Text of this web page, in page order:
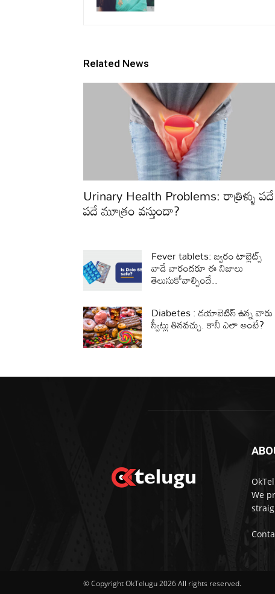
Related News
Urinary Health Problems: రాత్రిళ్ళు పదే
పదే మూత్రం వస్తుందా?
Fever tablets: జ్వరం టాబ్లెట్స్
వాడే వారందరూ ఈ నిజాలు
తెలుసుకోవాల్సిందే..
Diabetes : డయాబెటిస్ ఉన్న వారు
స్వీట్లు తినవచ్చు. కానీ ఎలా అంటే?
We
© Copyright OkTelugu 2026 All rights reserved.